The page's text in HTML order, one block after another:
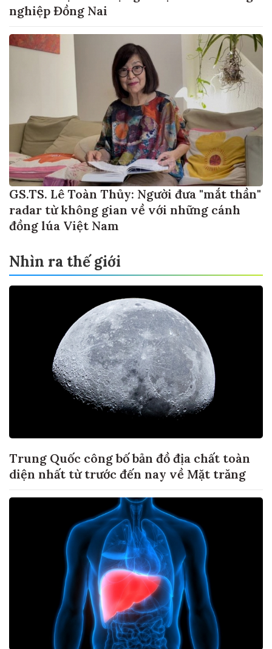
nghiệp Đồng Nai
GS.TS. Lê Toàn Thủy: Người đưa "mắt thần"
radar từ không gian về với những cánh
đồng lúa Việt Nam
Nhìn ra thế giới
Trung Quốc công bố bản đồ địa chất toàn
diện nhất từ trước đến nay về Mặt trăng